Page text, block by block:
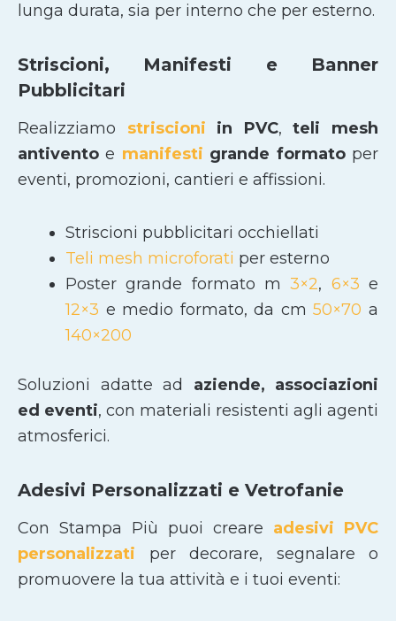
lunga durata, sia per interno che per esterno.
Striscioni, Manifesti e Banner
Pubblicitari
Realizziamo striscioni in PVC,teli mesh
antivento e manifesti grande formatoper
eventi, promozioni, cantieri e affissioni.
Striscioni pubblicitari occhiellati
Teli mesh microforati per esterno
Poster grande formato m3×2, 6×3 e
12×3 e medio formato, da cm50×70 a
140×200
Soluzioni adatte ad aziende, associazioni
ed eventi, con materiali resistenti agli agenti
atmosferici.
Adesivi Personalizzati e Vetrofanie
Con Stampa Più puoi creare adesivi PVC
personalizzati per decorare, segnalare o
promuovere la tua attività e i tuoi eventi: